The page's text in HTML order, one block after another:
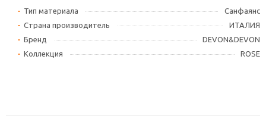
Тип материала
Cанфаянс
Страна производитель
ИТАЛИЯ
Бренд
DEVON&DEVON
Коллекция
ROSE